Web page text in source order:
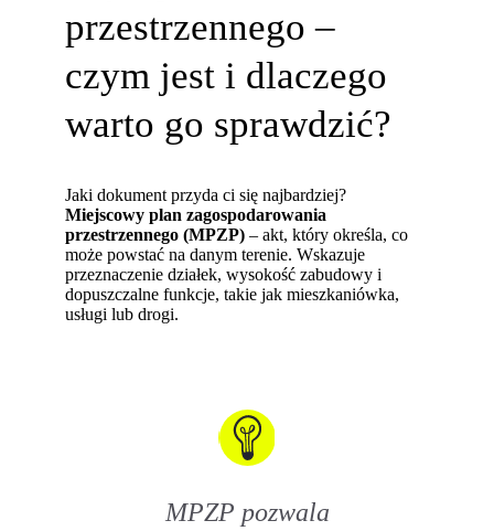
przestrzennego –
czym jest i dlaczego
warto go sprawdzić?
Jaki dokument przyda ci się najbardziej?
Miejscowy plan zagospodarowania
przestrzennego (MPZP) – akt, który określa, co
może powstać na danym terenie. Wskazuje
przeznaczenie działek, wysokość zabudowy i
dopuszczalne funkcje, takie jak mieszkaniówka,
usługi lub drogi.
MPZP pozwala